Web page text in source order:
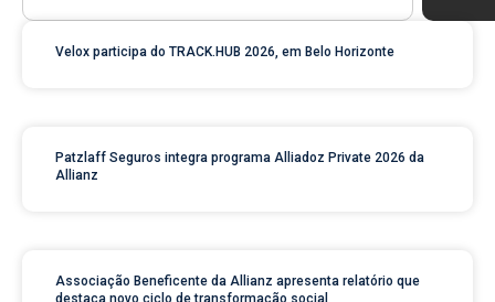
Velox participa do TRACK.HUB 2026, em Belo Horizonte
Patzlaff Seguros integra programa Alliadoz Private 2026 da
Allianz
Associação Beneficente da Allianz apresenta relatório que